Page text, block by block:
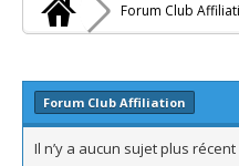
Forum Club
Forum Club Affiliation
Il n’y a aucun sujet plus